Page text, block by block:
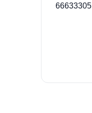
كراج تصليح انفوي الكويت 66633305